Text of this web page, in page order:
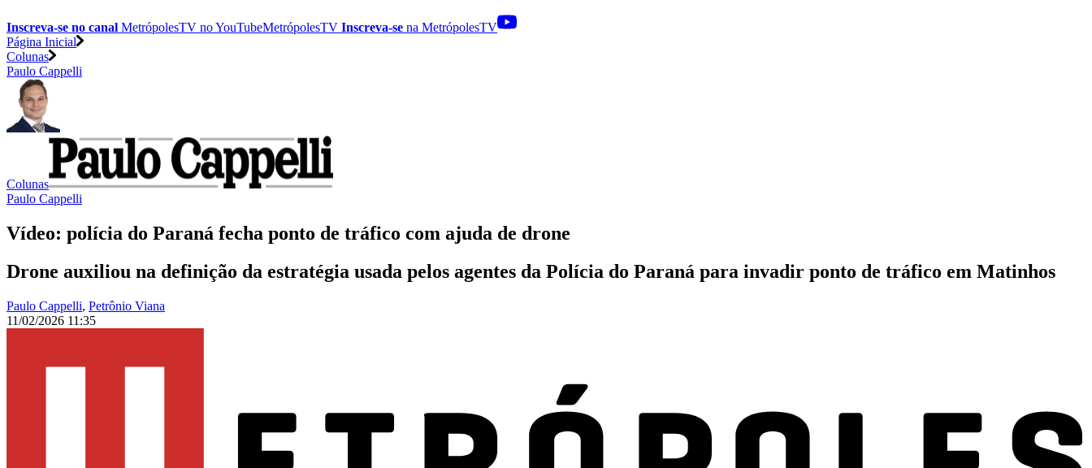
Inscreva-se no canal MetrópolesTV noYouTubeMetrópolesTV Inscreva-se na MetrópolesTV
Página Inicial
Colunas
Paulo Cappelli
Colunas
Paulo Cappelli
Vídeo: polícia do Paraná fecha ponto de tráfico com ajuda de drone
Drone auxiliou na definição da estratégia usada pelos agentes da Polícia do Paraná para invadir ponto de tráfico em Matinhos
Paulo Cappelli, Petrônio Viana
11/02/2026 11:35